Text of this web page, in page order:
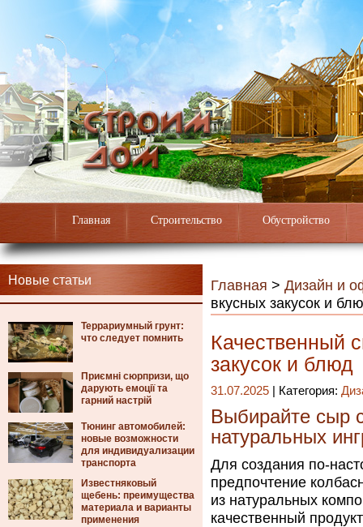
Главная Строительство Обустройство
Новые статьи
Террариумный грунт:
что следует помнить
Приємні сюрпризи, що
дарують емоції та
гарний настрій
Тюнинг автомобилей:
новые возможности
для индивидуализации
транспорта
Известняковый
щебень: преимущества
материала и варианты
применения
Главная > Дизайн и
вкусных закусок и
Качественный
закусок и блюд
31.07.2025 | Категория:
Выбирайте сыр
натуральных
Для создания по-
предпочтение
из натуральных
качественный